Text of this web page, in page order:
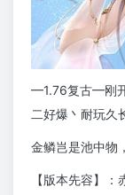
━1.76复古━刚
二好爆丶耐玩久
金鳞岂是池中物
【版本先容】